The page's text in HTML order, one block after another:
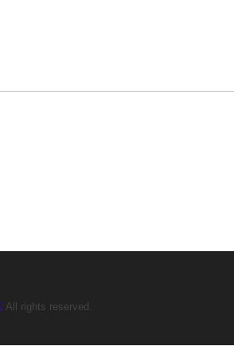
. All rights reserved.